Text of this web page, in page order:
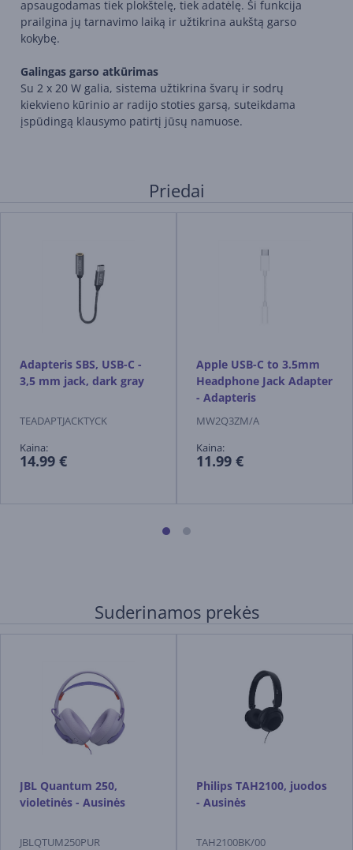
apsaugodamas tiek plokštelę, tiek adatėlę. Ši funkcija
prailgina jų tarnavimo laiką ir užtikrina aukštą garso
kokybę.
Galingas garso atkūrimas
Su 2 x 20 W galia, sistema užtikrina švarų ir sodrų
kiekvieno kūrinio ar radijo stoties garsą, suteikdama
įspūdingą klausymo patirtį jūsų namuose.
Priedai
Adapteris SBS, USB-C -
3,5 mm jack, dark gray
TEADAPTJACKTYCK
Kaina:
14.99 €
Apple USB-C to 3.5mm
Headphone Jack Adapter
- Adapteris
MW2Q3ZM/A
Kaina:
11.99 €
Suderinamos prekės
JBL Quantum 250,
violetinės - Ausinės
JBLQTUM250PUR
Philips TAH2100, juodos
- Ausinės
TAH2100BK/00